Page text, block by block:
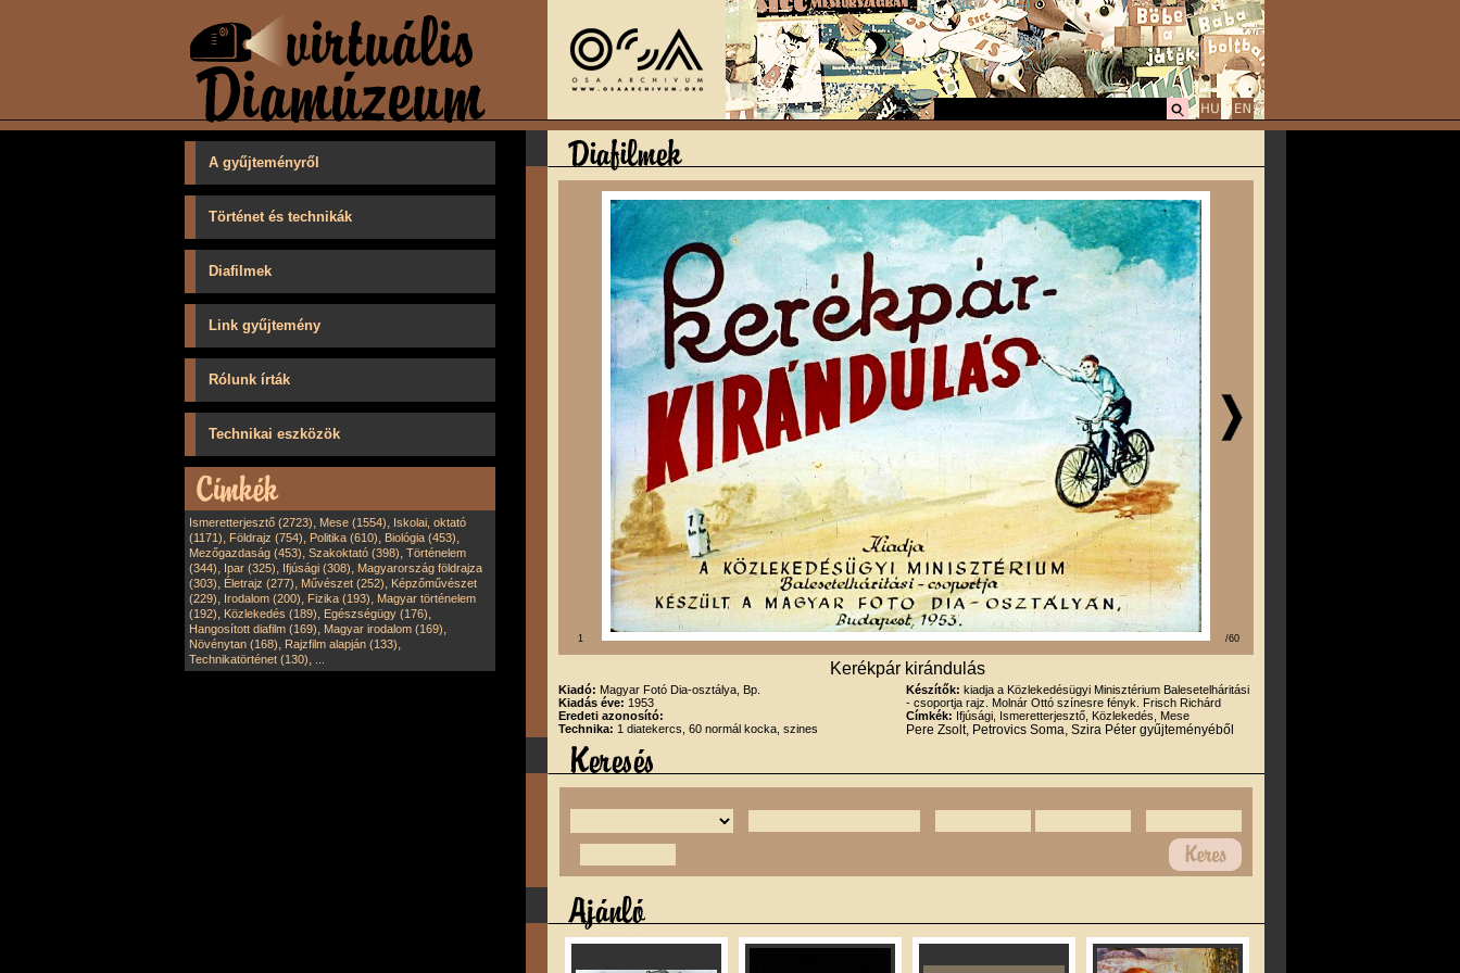
A gyűjteményről
Történet és technikák
Diafilmek
Link gyűjtemény
Rólunk írták
Technikai eszközök
Ismeretterjesztő (2723), Mese (1554), Iskolai, oktató
(1171), Földrajz (754), Politika (610), Biológia (453),
Mezőgazdaság (453), Szakoktató (398), Történelem
(344), Ipar (325), Ifjúsági (308), Magyarország földrajza
(303), Életrajz (277), Művészet (252), Képzőművészet
(229), Irodalom (200), Fizika (193), Magyar történelem
(192), Közlekedés (189), Egészségügy (176),
Hangosított diafilm (169), Magyar irodalom (169),
Növénytan (168), Rajzfilm alapján (133),
Technikatörténet (130),
1 /60
Kerékpár kirándulás
Kiadó: Magyar Fotó Dia-osztálya, Bp.
Kiadás éve: 1953
Eredeti azonosító:
Technika: 1 diatekercs, 60 normál kocka, szines
Készítők: kiadja a Közlekedésügyi Minisztérium Balesetelháritási
- csoportja rajz. Molnár Ottó színesre fényk. Frisch Richárd
Címkék: Ifjúsági, Ismeretterjesztő, Közlekedés, Mese
Pere Zsolt, Petrovics Soma, Szira Péter gyűjteményéből